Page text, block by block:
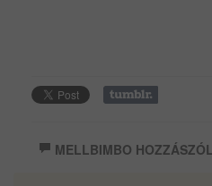
MELLBIMBO